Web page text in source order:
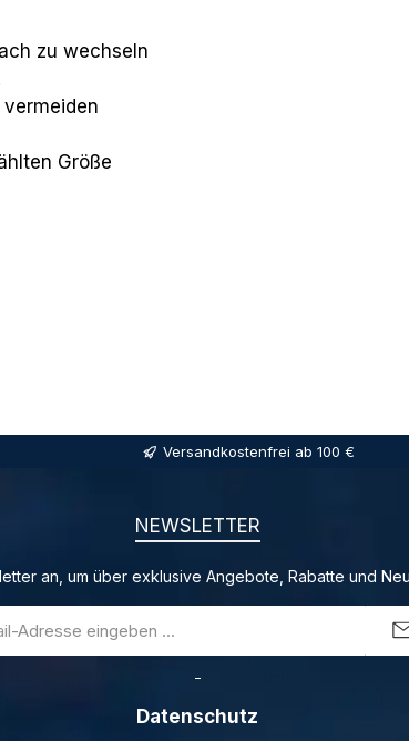
zu wechseln
Größe
Versandkostenfrei ab 100 €
NEWSLETTER
an, um über exklusive Angebote, Rabatte und
Datenschutz